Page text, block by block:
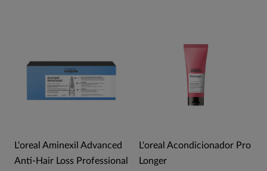
L'oreal Aminexil Advanced
Anti-Hair Loss Professional
L'oreal Acondicionador Pro
Longer